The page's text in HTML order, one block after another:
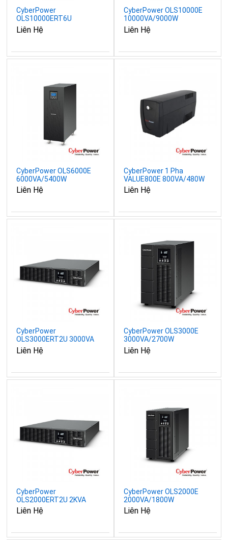
CyberPower
OLS10000ERT6U
10000VA/9000W
Liên Hệ
CyberPower OLS10000E
10000VA/9000W
Liên Hệ
CyberPower OLS6000E
6000VA/5400W
Liên Hệ
CyberPower 1 Pha
VALUE800E 800VA/480W
Liên Hệ
CyberPower
OLS3000ERT2U 3000VA
2700W
Liên Hệ
CyberPower OLS3000E
3000VA/2700W
Liên Hệ
CyberPower
OLS2000ERT2U 2KVA
1,8KW
Liên Hệ
CyberPower OLS2000E
2000VA/1800W
Liên Hệ